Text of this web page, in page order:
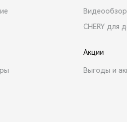
CHERY для
Акции
Выгоды и